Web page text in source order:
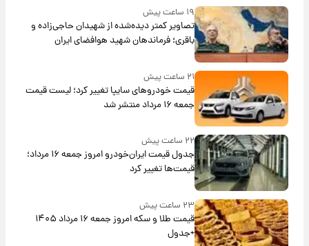
۱۹ ساعت پیش
تصاویر کمتر دیده‌شده از شهیدان حاجی‌زاده و
باقری؛ فرماندهان شهید هوافضای ایران
۲۱ ساعت پیش
قیمت خودروهای سایپا تغییر کرد؛ لیست قیمت
جمعه ۱۶ مرداد منتشر شد
۲۲ ساعت پیش
جدول قیمت ایران‌خودرو امروز جمعه ۱۶ مرداد؛
قیمت‌ها تغییر کرد
۲۳ ساعت پیش
قیمت طلا و سکه امروز جمعه ۱۶ مرداد ۱۴۰۵
+جدول